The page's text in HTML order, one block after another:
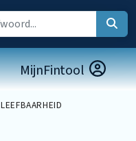
MijnFintool
LEEFBAARHEID